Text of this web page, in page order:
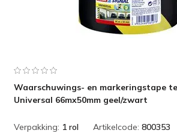
Waarschuwings- en markeringstape
Universal 66mx50mm geel/zwart
Verpakking: 1 rol Artikelcode: 800353